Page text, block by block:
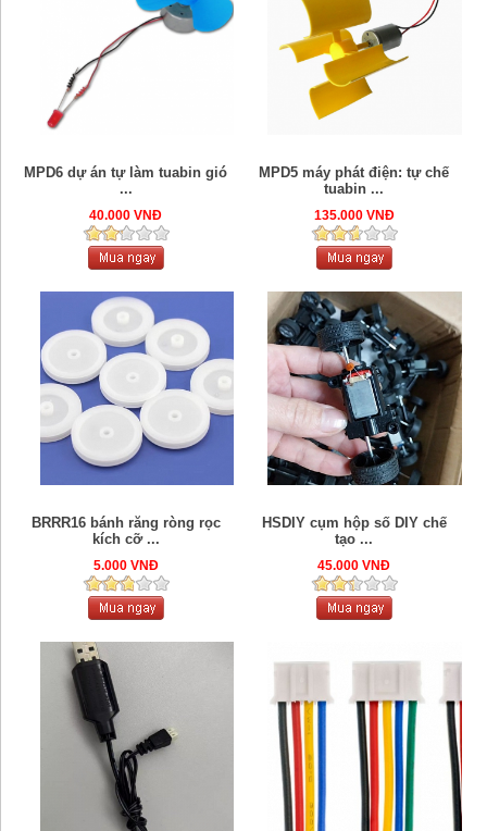
MPD6 dự án tự làm tuabin gió
...
40.000 VNĐ
MPD5 máy phát điện: tự chế
tuabin ...
135.000 VNĐ
BRRR16 bánh răng ròng rọc
kích cỡ ...
5.000 VNĐ
HSDIY cụm hộp số DIY chế
tạo ...
45.000 VNĐ